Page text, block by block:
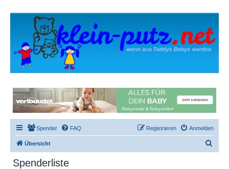
Spender FAQ Anmelden
Registrieren
Übersicht
Spenderliste